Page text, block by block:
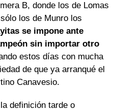
B, donde los de Lomas
los de Munro los
se impone ante
sin importar otro
estos días con mucha
de que ya arranqué el
Canavesio.
definición tarde o